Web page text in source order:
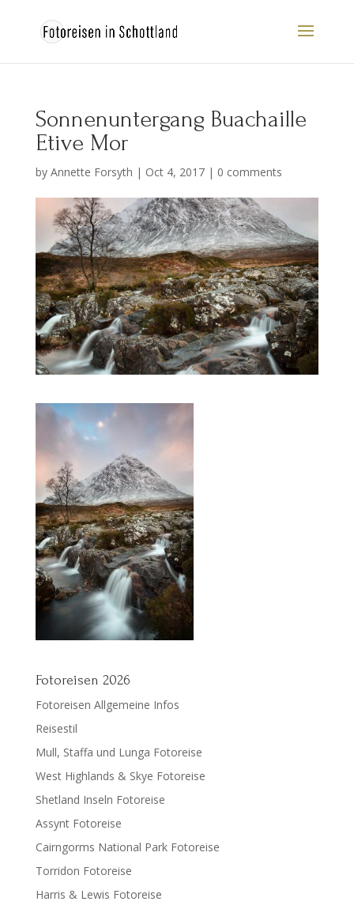
Sonnenuntergang Buachaille
Etive Mor
by Annette Forsyth | Oct 4, 2017| 0 comments
Fotoreisen 2026
Fotoreisen Allgemeine Infos
Reisestil
Mull, Staffa und Lunga Fotoreise
West Highlands & Skye Fotoreise
Shetland Inseln Fotoreise
Assynt Fotoreise
Cairngorms National Park Fotoreise
Torridon Fotoreise
Harris & Lewis Fotoreise